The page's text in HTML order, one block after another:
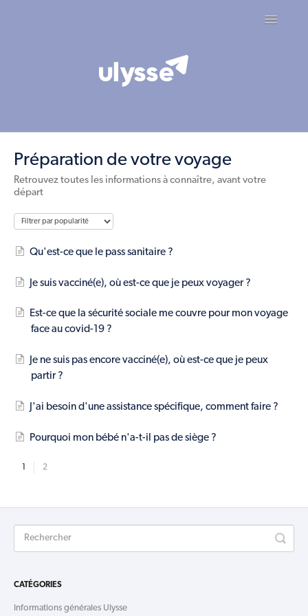
Toggle
Préparation de votre voyage
Retrouvez toutes les informations à connaître, avant votre
départ
Qu'est-ce que le pass sanitaire ?
Je suis vacciné(e), où est-ce que je peux voyager ?
Est-ce que la sécurité sociale me couvre pour mon voyage
face au covid-19 ?
Je ne suis pas encore vacciné(e), où est-ce que je peux
partir ?
J'ai besoin d'une assistance spécifique, comment faire ?
Pourquoi mon bébé n'a-t-il pas de siège ?
2
CATÉGORIES
Informations générales Ulysse